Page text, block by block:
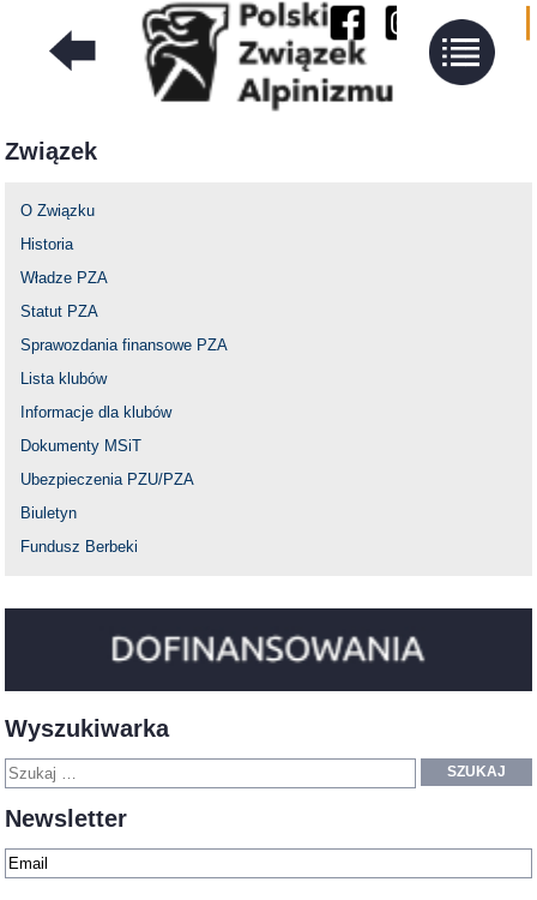
Związek
O Związku
Historia
Władze PZA
Statut PZA
Sprawozdania finansowe PZA
Lista klubów
Informacje dla klubów
Dokumenty MSiT
Ubezpieczenia PZU/PZA
Biuletyn
Fundusz Berbeki
Wyszukiwarka
SZUKAJ
Newsletter